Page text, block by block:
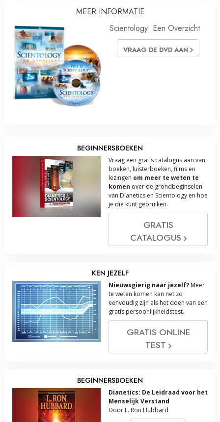
MEER INFORMATIE
Scientology: Een Overzicht
VRAAG DE DVD AAN
BEGINNERSBOEKEN
Vraag een gratis catalogus aan van
boeken, luisterboeken, films en
lezingen om meer te weten te
komen over de grondbeginselen
van Dianetics en Scientology en hoe
je die kunt gebruiken.
GRATIS
CATALOGUS
KEN JEZELF
Nieuwsgierig naar jezelf? Meer
te weten komen kan net zo
eenvoudig zijn als het doen van een
gratis persoonlijkheidstest.
GRATIS ONLINE
TEST
BEGINNERSBOEKEN
Dianetics: De Leidraad voor het
Menselijk Verstand
Door L. Ron Hubbard